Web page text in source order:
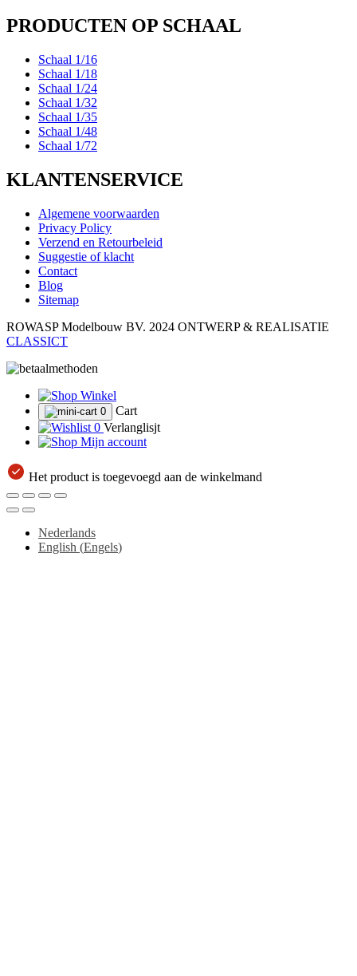
PRODUCTEN OP SCHAAL
Schaal 1/16
Schaal 1/18
Schaal 1/24
Schaal 1/32
Schaal 1/35
Schaal 1/48
Schaal 1/72
KLANTENSERVICE
Algemene voorwaarden
Privacy Policy
Verzend en Retourbeleid
Suggestie of klacht
Contact
Blog
Sitemap
ROWASP Modelbouw BV. 2024 ONTWERP & REALISATIE
CLASSICT
Winkel
0
Cart
0 Verlanglisjt
Mijn account
Het product is toegevoegd aan de winkelmand
Nederlands
English (Engels)